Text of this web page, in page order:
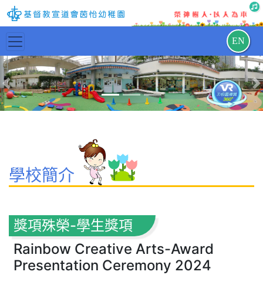
EN
Previous
學校簡介
獎項殊榮-學生獎項
Rainbow Creative Arts-Award
Presentation Ceremony 2024